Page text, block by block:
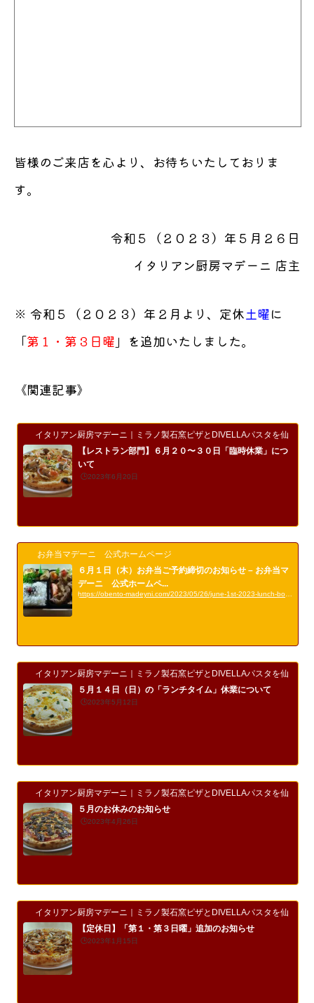
皆様のご来店を心より、お待ちいたしておりま
す。
令和５（２０２３）年５月２６日
イタリアン厨房マデーニ 店主
※ 令和５（２０２３）年２月より、定休土曜に
「第１・第３日曜 」を追加いたしました。
《関連記事》
イタリアン厨房マデーニ｜ミラノ製石窯ピザとDIVELLAパスタを仙台市
【レストラン部門】６月２０〜３０日「臨時休業」につ
いて
🕒️2023年6月20日
お弁当マデーニ 公式ホームページ
６月１日（木）お弁当ご予約締切のお知らせ – お弁当マ
デーニ 公式ホームペ...
イタリアン厨房マデーニ｜ミラノ製石窯ピザとDIVELLAパスタを仙台市
５月１４日（日）の「ランチタイム」休業について
🕒️2023年5月12日
イタリアン厨房マデーニ｜ミラノ製石窯ピザとDIVELLAパスタを仙台市
５月のお休みのお知らせ
🕒️2023年4月26日
イタリアン厨房マデーニ｜ミラノ製石窯ピザとDIVELLAパスタを仙台市
【定休日】「第１・第３日曜」追加のお知らせ
🕒️2023年1月15日